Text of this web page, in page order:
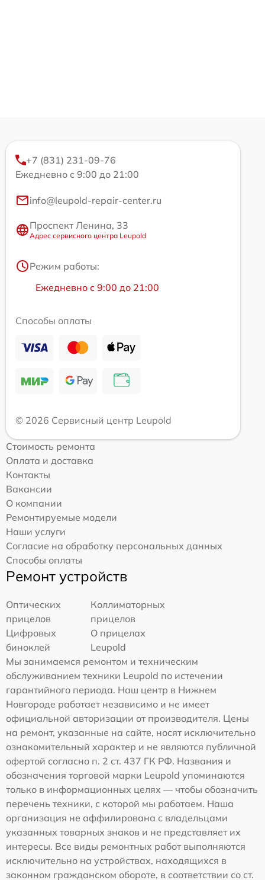
+7 (831) 231-09-76
Ежедневно с 9:00 до 21:00
info@leupold-repair-center.ru
Проспект Ленина, 33
Адрес сервисного центра Leupold
Режим работы:
Ежедневно с 9:00 до 21:00
Способы оплаты
© 2026 Сервисный центр Leupold
Стоимость ремонта
Оплата и доставка
Контакты
Вакансии
О компании
Ремонтируемые модели
Наши услуги
Согласие на обработку персональных данных
Способы оплаты
Ремонт устройств
Оптических
прицелов
Коллиматорных
прицелов
Цифровых
биноклей
О прицелах
Leupold
Мы занимаемся ремонтом и техническим
обслуживанием техники Leupold по истечении
гарантийного периода. Наш центр в Нижнем
Новгороде работает независимо и не имеет
официальной авторизации от производителя. Цены
на ремонт, указанные на сайте, носят исключительно
ознакомительный характер и не являются публичной
офертой согласно п. 2 ст. 437 ГК РФ. Названия и
обозначения торговой марки Leupold упоминаются
только в информационных целях — чтобы обозначить
перечень техники, с которой мы работаем. Наша
организация не аффилирована с владельцами
указанных товарных знаков и не представляет их
интересы. Все виды ремонтных работ выполняются
исключительно на устройствах, находящихся в
законном гражданском обороте, в соответствии со ст.